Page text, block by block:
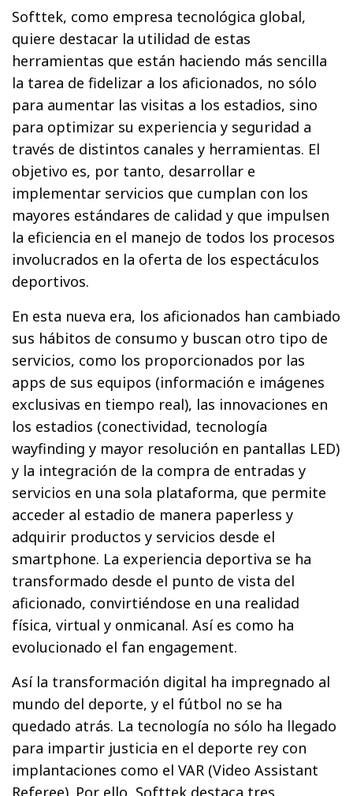
Softtek, como empresa tecnológica global,
quiere destacar la utilidad de estas
herramientas que están haciendo más sencilla
la tarea de fidelizar a los aficionados, no sólo
para aumentar las visitas a los estadios, sino
para optimizar su experiencia y seguridad a
través de distintos canales y herramientas. El
objetivo es, por tanto, desarrollar e
implementar servicios que cumplan con los
mayores estándares de calidad y que impulsen
la eficiencia en el manejo de todos los procesos
involucrados en la oferta de los espectáculos
deportivos.
En esta nueva era, los aficionados han cambiado
sus hábitos de consumo y buscan otro tipo de
servicios, como los proporcionados por las
apps de sus equipos (información e imágenes
exclusivas en tiempo real), las innovaciones en
los estadios (conectividad, tecnología
wayfinding y mayor resolución en pantallas LED)
y la integración de la compra de entradas y
servicios en una sola plataforma, que permite
acceder al estadio de manera paperless y
adquirir productos y servicios desde el
smartphone. La experiencia deportiva se ha
transformado desde el punto de vista del
aficionado, convirtiéndose en una realidad
física, virtual y onmicanal. Así es como ha
evolucionado el fan engagement.
Así la transformación digital ha impregnado al
mundo del deporte, y el fútbol no se ha
quedado atrás. La tecnología no sólo ha llegado
para impartir justicia en el deporte rey con
implantaciones como el VAR (Video Assistant
Referee). Por ello, Softtek destaca tres